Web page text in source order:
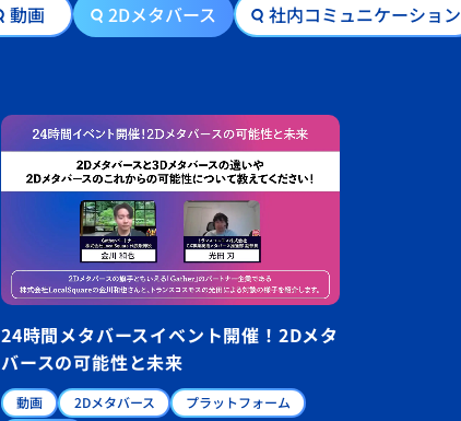
動画 2Dメタバース 社内コミュニケーション
24時間メタバースイベント開催！2Dメタ
バースの可能性と未来
動画 2Dメタバース
プラットフォーム